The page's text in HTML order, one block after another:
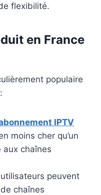
flexibilité.
en France
populaire
IPTV
moins cher qu’un
aux chaînes
peuvent
chaînes